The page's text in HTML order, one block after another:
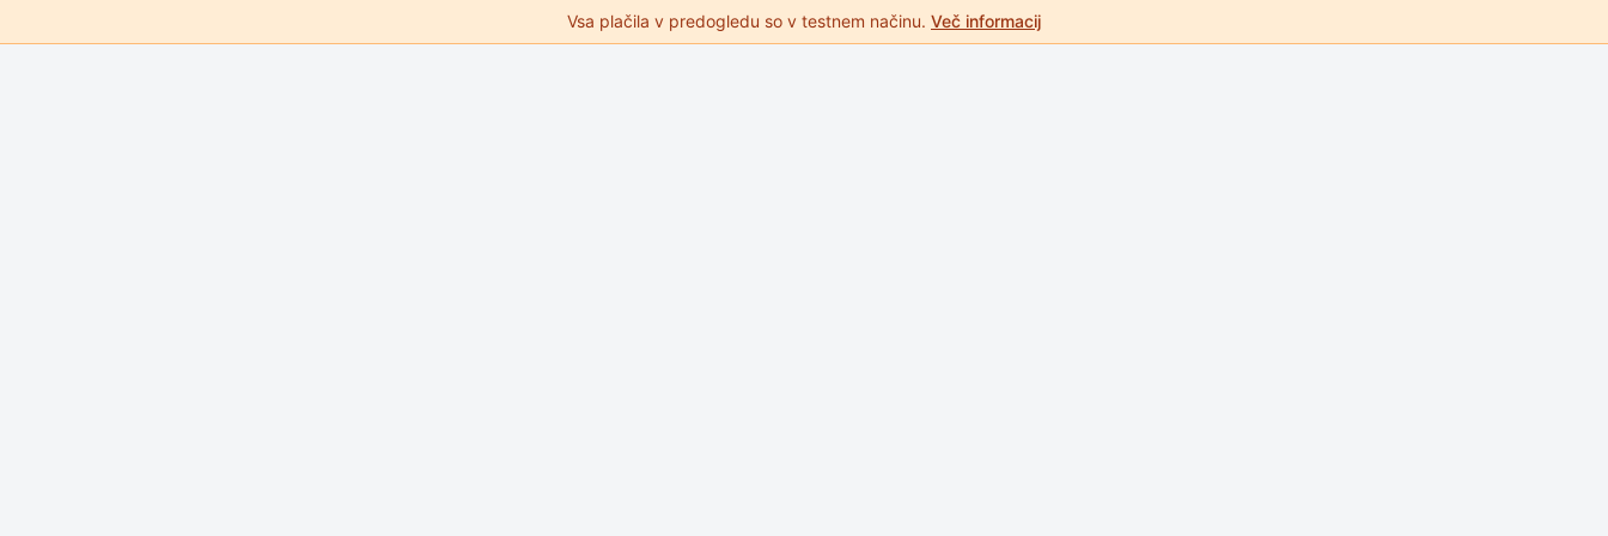
Vsa plačila v predogledu so v testnem načinu. Več informacij